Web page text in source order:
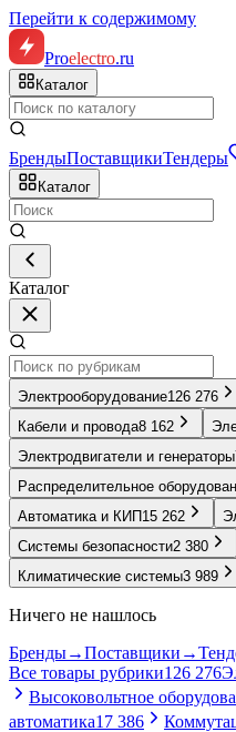
Перейти к содержимому
Proelectro.ru
Каталог
БрендыПоставщикиТендеры
Каталог
Каталог
Электрооборудование126 276
Кабели и провода8 162
Электродвигатели и генераторы
Распределительное
Автоматика и КИП 15 262
Системы безопасности2 380
Климатические системы3 989
Ничего не нашлось
Бренды→Поставщики →
Все товары рубрики126 276
Высоковольтное
автоматика17 386